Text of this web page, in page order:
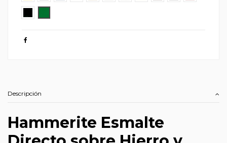
Descripción
Hammerite Esmalte